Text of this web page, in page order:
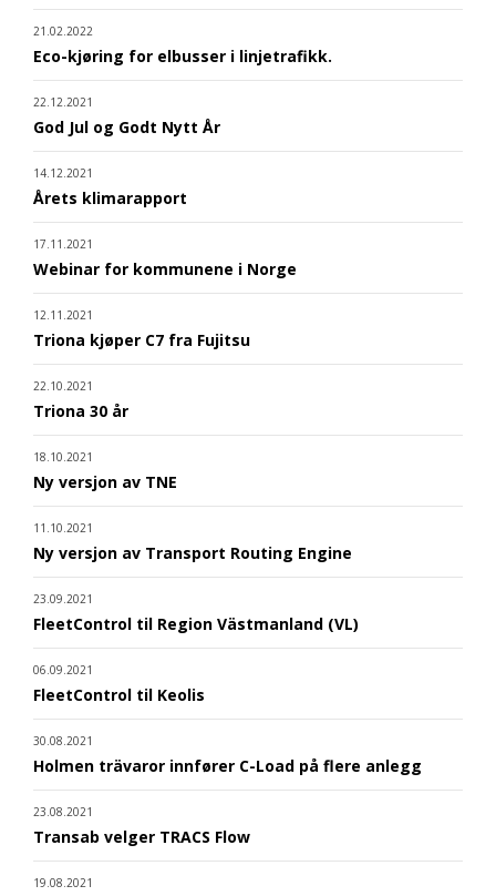
21.02.2022
Eco-kjøring for elbusser i linjetrafikk.
22.12.2021
God Jul og Godt Nytt År
14.12.2021
Årets klimarapport
17.11.2021
Webinar for kommunene i Norge
12.11.2021
Triona kjøper C7 fra Fujitsu
22.10.2021
Triona 30 år
18.10.2021
Ny versjon av TNE
11.10.2021
Ny versjon av Transport Routing Engine
23.09.2021
FleetControl til Region Västmanland (VL)
06.09.2021
FleetControl til Keolis
30.08.2021
Holmen trävaror innfører C-Load på flere anlegg
23.08.2021
Transab velger TRACS Flow
19.08.2021